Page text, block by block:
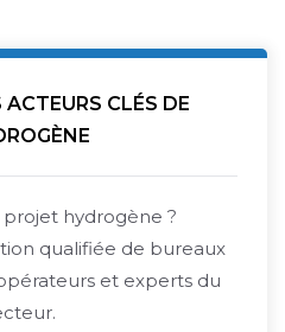
ACTEURS CLÉS DE
hydrogène ?
qualifiée de bureaux
et experts du